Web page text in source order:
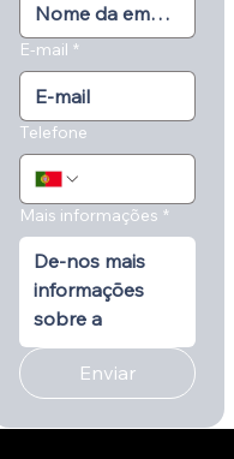
E-mail *
Telefone
Mais informações *
Enviar